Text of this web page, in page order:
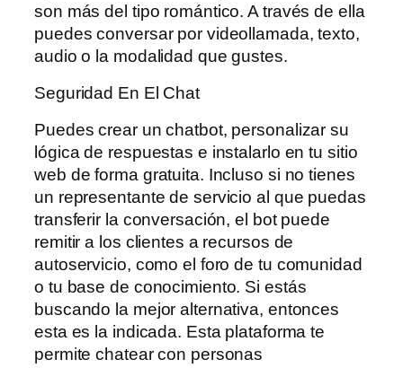
son más del tipo romántico. A través de ella
puedes conversar por videollamada, texto,
audio o la modalidad que gustes.
Seguridad En El Chat
Puedes crear un chatbot, personalizar su
lógica de respuestas e instalarlo en tu sitio
web de forma gratuita. Incluso si no tienes
un representante de servicio al que puedas
transferir la conversación, el bot puede
remitir a los clientes a recursos de
autoservicio, como el foro de tu comunidad
o tu base de conocimiento. Si estás
buscando la mejor alternativa, entonces
esta es la indicada. Esta plataforma te
permite chatear con personas